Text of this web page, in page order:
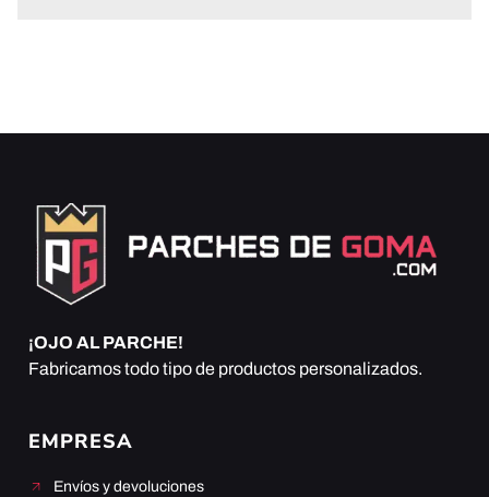
¡OJO AL PARCHE!
Fabricamos todo tipo de productos personalizados.
EMPRESA
Envíos y devoluciones